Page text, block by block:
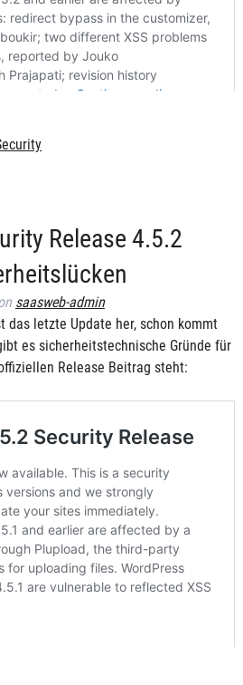
Release 4.5.2
saasweb-admin
das letzte Update her, schon kommt
es sicherheitstechnische Gründe für
Release Beitrag steht: